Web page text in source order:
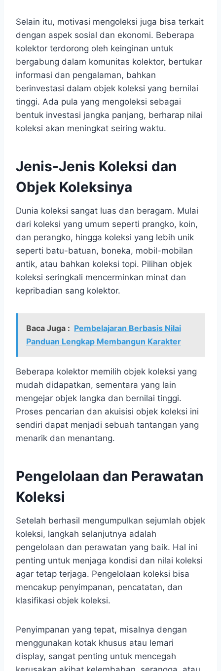
Selain itu, motivasi mengoleksi juga bisa terkait
dengan aspek sosial dan ekonomi. Beberapa
kolektor terdorong oleh keinginan untuk
bergabung dalam komunitas kolektor, bertukar
informasi dan pengalaman, bahkan
berinvestasi dalam objek koleksi yang bernilai
tinggi. Ada pula yang mengoleksi sebagai
bentuk investasi jangka panjang, berharap nilai
koleksi akan meningkat seiring waktu.
Jenis-Jenis Koleksi dan
Objek Koleksinya
Dunia koleksi sangat luas dan beragam. Mulai
dari koleksi yang umum seperti prangko, koin,
dan perangko, hingga koleksi yang lebih unik
seperti batu-batuan, boneka, mobil-mobilan
antik, atau bahkan koleksi topi. Pilihan objek
koleksi seringkali mencerminkan minat dan
kepribadian sang kolektor.
Baca Juga : Pembelajaran Berbasis Nilai
Panduan Lengkap Membangun Karakter
Beberapa kolektor memilih objek koleksi yang
mudah didapatkan, sementara yang lain
mengejar objek langka dan bernilai tinggi.
Proses pencarian dan akuisisi objek koleksi ini
sendiri dapat menjadi sebuah tantangan yang
menarik dan menantang.
Pengelolaan dan Perawatan
Koleksi
Setelah berhasil mengumpulkan sejumlah objek
koleksi, langkah selanjutnya adalah
pengelolaan dan perawatan yang baik. Hal ini
penting untuk menjaga kondisi dan nilai koleksi
agar tetap terjaga. Pengelolaan koleksi bisa
mencakup penyimpanan, pencatatan, dan
klasifikasi objek koleksi.
Penyimpanan yang tepat, misalnya dengan
menggunakan kotak khusus atau lemari
display, sangat penting untuk mencegah